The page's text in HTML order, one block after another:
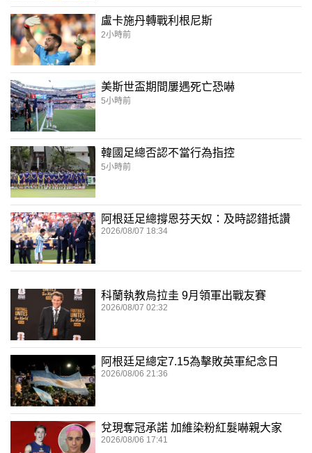
盧卡施丹轉戰利根尼斯
2小時前
美斯世盃期間屢遇死亡恐嚇
5小時前
韓國足總否認不當行為指控
5小時前
阿根廷足總撐恩芬天奴：及時認錯抵讚
2026/08/07 18:34
科蘭執教烏拉圭 9月領軍出戰友賽
2026/08/07 02:32
阿根廷足總定7.15為擊敗英軍紀念日
2026/08/06 21:36
兌現奪冠承諾 加維染粉紅髮嚇親大家
2026/08/06 17:41